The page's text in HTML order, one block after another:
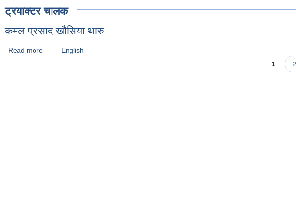
ट्रयाक्टर चालक
कमल प्रसाद खौसिया थारु
Read more about कमल प्रसाद खौसिया थारु
English
1 2